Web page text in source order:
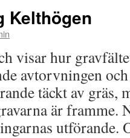
Kelthögen
visar hur
avtorvningen
täckt av gräs,
är framme.
utförande.